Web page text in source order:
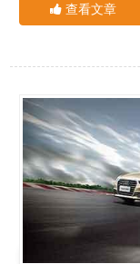
ETC是为了实现不
取消高速公路省界
缴纳一分钱，相关成
享受不少于5%的车
机构在此基础上，向
100元加油礼遇或话费
邮储银行
安装OBU，无盗刷
优惠120元（邮储
容、健身、洁牙等
我买网满100元减
立减1000元优惠（
还没有办理ETC的
没有办理ETC需求
法进入高速。
无论安装还是不安
能增值以外还能保
装贴隐形车衣就选
核心专业技师：
行业内的汽车贴膜
查看文章